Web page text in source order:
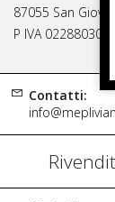
87055 San
P IVA 02288030782
Contatti: